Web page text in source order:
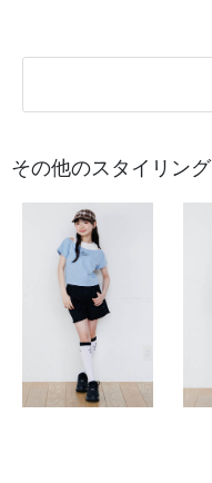
その他のスタイリング